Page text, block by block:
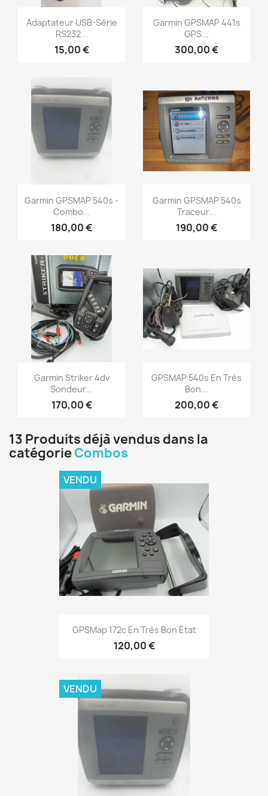
Aperçu rapide
Adaptateur USB-Série
RS232...
15,00 €
Aperçu rapide
Garmin GPSMAP 441s
GPS...
300,00 €
Aperçu rapide
Garmin GPSMAP 540s -
Combo...
180,00 €
Aperçu rapide
Garmin GPSMAP 540s
Traceur...
190,00 €
Aperçu rapide
Garmin Striker 4dv
Sondeur...
170,00 €
Aperçu rapide
GPSMAP 540s En Très
Bon...
200,00 €
13 Produits déjà vendus dans la
catégorieCombos
Aperçu rapide
GPSMap 172c En Très Bon État
120,00 €
VENDU
VENDU